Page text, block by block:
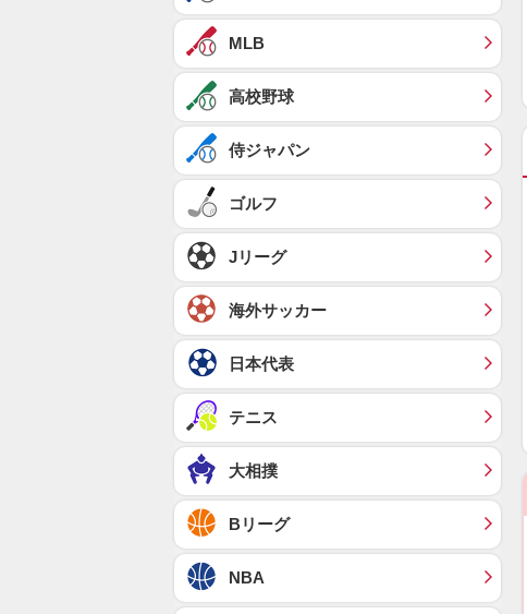
MLB
高校野球
侍ジャパン
ゴルフ
Jリーグ
海外サッカー
日本代表
テニス
大相撲
Bリーグ
NBA